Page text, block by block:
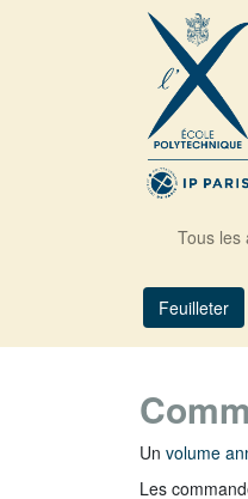
Tous les
Feuilleter
Un volume
Les